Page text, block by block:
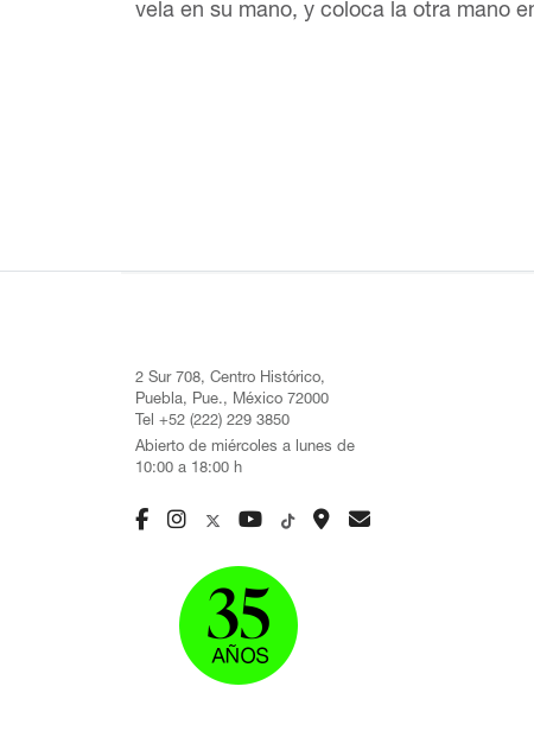
vela en su mano, y coloca la otra mano
2 Sur 708, Centro Histórico,
Puebla, Pue., México 72000
Tel +52 (222) 229 3850
Abierto de miércoles a lunes de
10:00 a 18:00 h